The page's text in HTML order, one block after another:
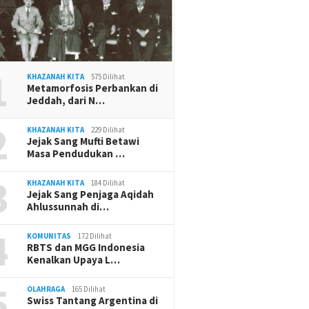
KHAZANAH KITA 575 Dilihat
Metamorfosis Perbankan di
Jeddah, dari N…
KHAZANAH KITA 229 Dilihat
Jejak Sang Mufti Betawi
Masa Pendudukan …
KHAZANAH KITA 184 Dilihat
Jejak Sang Penjaga Aqidah
Ahlussunnah di…
KOMUNITAS 172 Dilihat
RBTS dan MGG Indonesia
Kenalkan Upaya L…
OLAHRAGA 165 Dilihat
Swiss Tantang Argentina di